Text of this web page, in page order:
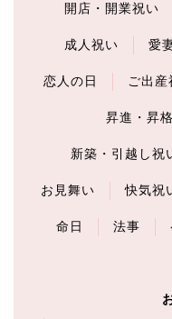
開店・開業祝い
成人祝い 愛
恋人の日 ご出産
昇進・昇
新築・引越し祝
お見舞い 快気祝
命日 法事